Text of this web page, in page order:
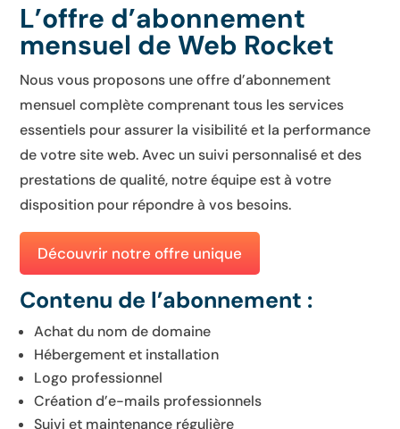
L’offre d’abonnement
mensuel de Web Rocket
Nous vous proposons une offre d’abonnement
mensuel complète comprenant tous les services
essentiels pour assurer la visibilité et la performance
de votre site web. Avec un suivi personnalisé et des
prestations de qualité, notre équipe est à votre
disposition pour répondre à vos besoins.
Découvrir notre offre unique
Contenu de l’abonnement :
Achat du nom de domaine
Hébergement et installation
Logo professionnel
Création d’e-mails professionnels
Suivi et maintenance régulière